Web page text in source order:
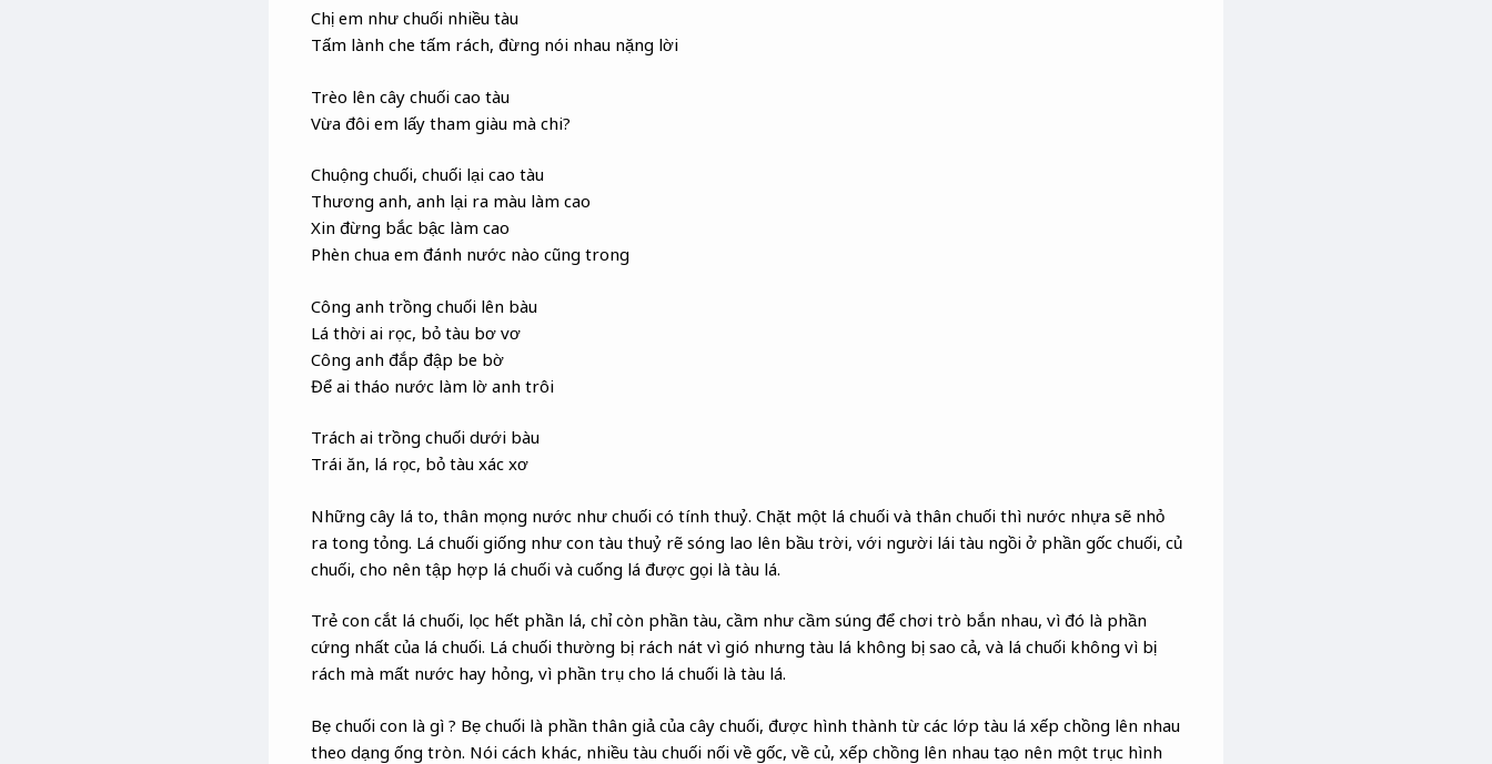
Chị em như chuối nhiều tàu
Tấm lành che tấm rách, đừng nói nhau nặng lời
Trèo lên cây chuối cao tàu
Vừa đôi em lấy tham giàu mà chi?
Chuộng chuối, chuối lại cao tàu
Thương anh, anh lại ra màu làm cao
Xin đừng bắc bậc làm cao
Phèn chua em đánh nước nào cũng trong
Công anh trồng chuối lên bàu
Lá thời ai rọc, bỏ tàu bơ vơ
Công anh đắp đập be bờ
Để ai tháo nước làm lờ anh trôi
Trách ai trồng chuối dưới bàu
Trái ăn, lá rọc, bỏ tàu xác xơ
Những cây lá to, thân mọng nước như chuối có tính thuỷ. Chặt một lá chuối và thân chuối thì nước nhựa sẽ nhỏ
ra tong tỏng. Lá chuối giống như con tàu thuỷ rẽ sóng lao lên bầu trời, với người lái tàu ngồi ở phần gốc chuối, củ
chuối, cho nên tập hợp lá chuối và cuống lá được gọi là tàu lá.
Trẻ con cắt lá chuối, lọc hết phần lá, chỉ còn phần tàu, cầm như cầm súng để chơi trò bắn nhau, vì đó là phần
cứng nhất của lá chuối. Lá chuối thường bị rách nát vì gió nhưng tàu lá không bị sao cả, và lá chuối không vì bị
rách mà mất nước hay hỏng, vì phần trụ cho lá chuối là tàu lá.
Bẹ chuối con là gì ? Bẹ chuối là phần thân giả của cây chuối, được hình thành từ các lớp tàu lá xếp chồng lên nhau
theo dạng ống tròn. Nói cách khác, nhiều tàu chuối nối về gốc, về củ, xếp chồng lên nhau tạo nên một trục hình